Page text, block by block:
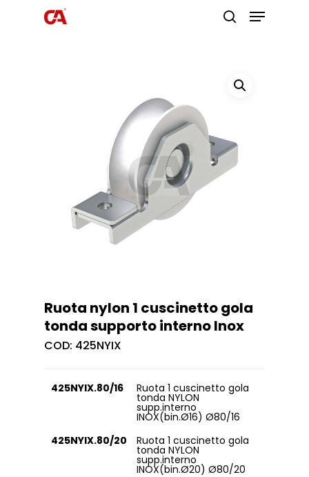
Ruota nylon 1 cuscinetto gola
tonda supporto interno Inox
COD: 425NYIX
425NYIX.80/16 Ruota 1 cuscinetto gola
tonda NYLON
supp.interno
INOX(bin.Ø16) Ø80/16
425NYIX.80/20
Ruota 1 cuscinetto gola
tonda NYLON
supp.interno
INOX(bin.Ø20) Ø80/20